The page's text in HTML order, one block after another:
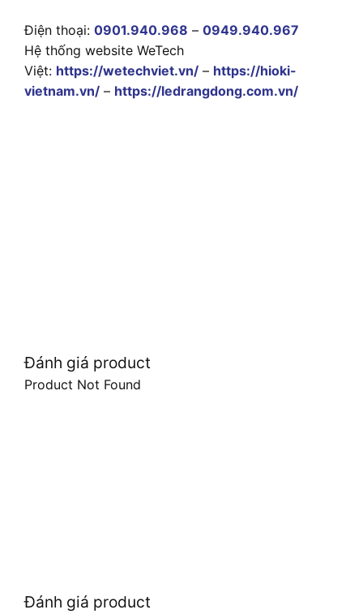
Điện thoại: 0901.940.968 – 0949.940.967
Hệ thống website WeTech
Việt: https://wetechviet.vn/ – https://hioki-
vietnam.vn/ – https://ledrangdong.com.vn/
Đánh giá product
Product Not Found
Đánh giá product